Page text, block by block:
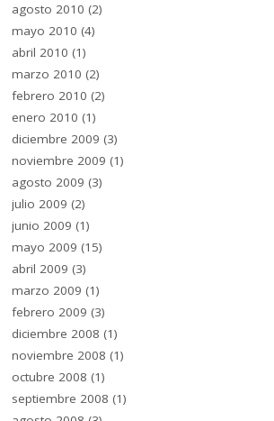
agosto 2010 (2)
mayo 2010 (4)
abril 2010 (1)
marzo 2010 (2)
febrero 2010 (2)
enero 2010 (1)
diciembre 2009 (3)
noviembre 2009 (1)
agosto 2009 (3)
julio 2009 (2)
junio 2009 (1)
mayo 2009 (15)
abril 2009 (3)
marzo 2009 (1)
febrero 2009 (3)
diciembre 2008 (1)
noviembre 2008 (1)
octubre 2008 (1)
septiembre 2008 (1)